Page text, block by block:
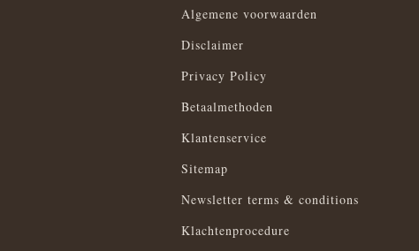
Algemene voorwaarden
Disclaimer
Privacy Policy
Betaalmethoden
Klantenservice
Sitemap
Newsletter terms & conditions
Klachtenprocedure